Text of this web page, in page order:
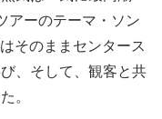
アーのテーマ・ソン
そのままセンタース
、そして、観客と共
。